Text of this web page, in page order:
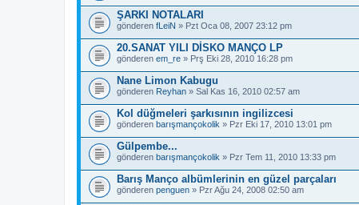
ŞARKI NOTALARI
gönderen fLeiN » Pzt Oca 08, 2007 23:12 pm
20.SANAT YILI DİSKO MANÇO LP
gönderen em_re » Prş Eki 28, 2010 16:28 pm
Nane Limon Kabugu
gönderen Reyhan » Sal Kas 16, 2010 02:57 am
Kol düğmeleri şarkısının ingilizcesi
gönderen barışmançokolik » Pzr Eki 17, 2010 13:01 pm
Gülpembe...
gönderen barışmançokolik » Pzr Tem 11, 2010 13:33 pm
Barış Manço albümlerinin en güzel parçaları
gönderen penguen » Pzr Ağu 24, 2008 02:50 am